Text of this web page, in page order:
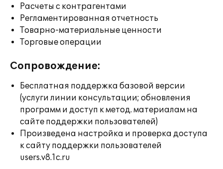
Расчеты с контрагентами
Регламентированная отчетность
Товарно-материальные ценности
Торговые операции
Сопровождение:
Бесплатная поддержка базовой версии
(услуги линии консультации; обновления
программ и доступ к метод. материалам на
сайте поддержки пользователей)
Произведена настройка и проверка доступа
к сайту поддержки пользователей
users.v8.1c.ru